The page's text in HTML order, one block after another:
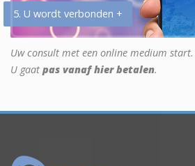
5. U wordt verbonden +
Uw consult met een online medium start.
U gaat pas vanaf hier betalen.